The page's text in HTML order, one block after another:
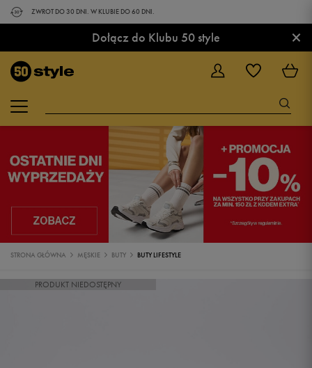
ZWROT DO 30 DNI. W KLUBIE DO 60 DNI.
Dołącz do Klubu 50 style ×
STRONA GŁÓWNA MĘSKIE BUTY BUTY LIFESTYLE
PRODUKT NIEDOSTĘPNY